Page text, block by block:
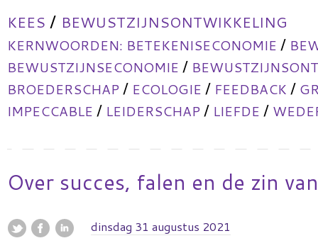
KEES / BEWUSTZIJNSONTWIKKELING
KERNWOORDEN: BETEKENISECONOMIE /
BEWUSTZIJNSECONOMIE /
BROEDERSCHAP / ECOLOGIE / FEEDBACK /
IMPECCABLE / LEIDERSCHAP / LIEFDE /
Over succes, falen en de zin
dinsdag 31 augustus 2021